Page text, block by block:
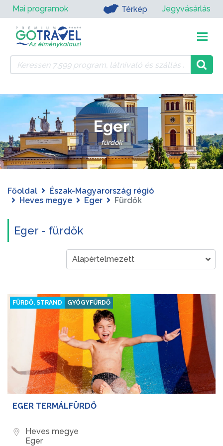
Mai programok Térkép Jegyvásárlás
Eger
fürdők
Főoldal
Észak-Magyarország régió
Heves megye
Eger Fürdők
Eger - fürdők
FÜRDŐ, STRAND GYÓGYFÜRDŐ
EGER TERMÁLFÜRDŐ
Heves megye
Eger